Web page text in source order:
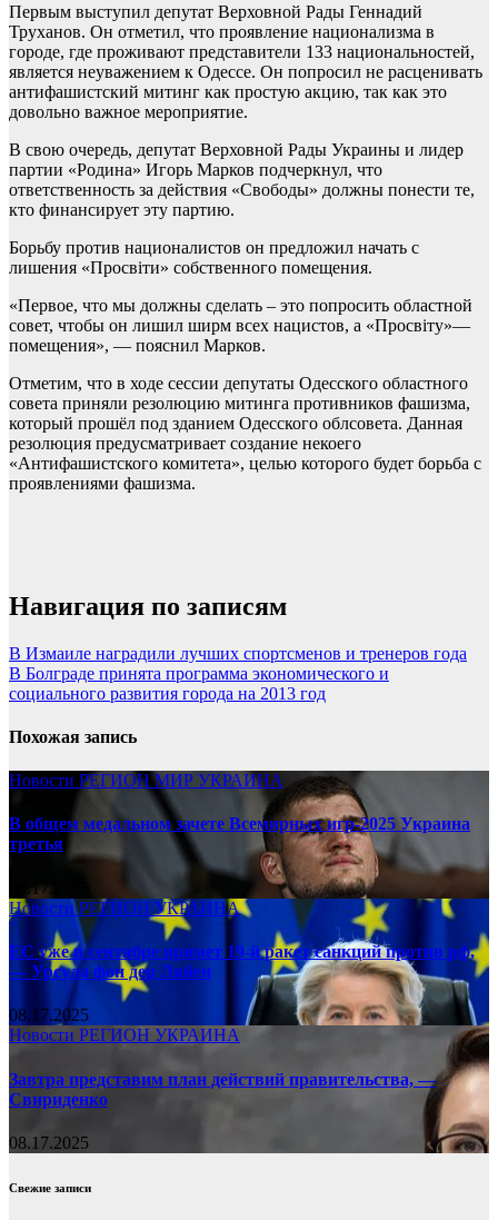
Первым выступил депутат Верховной Рады Геннадий
Труханов. Он отметил, что проявление национализма в
городе, где проживают представители 133 национальностей,
является неуважением к Одессе. Он попросил не расценивать
антифашистский митинг как простую акцию, так как это
довольно важное мероприятие.
В свою очередь, депутат Верховной Рады Украины и лидер
партии «Родина» Игорь Марков подчеркнул, что
ответственность за действия «Свободы» должны понести те,
кто финансирует эту партию.
Борьбу против националистов он предложил начать с
лишения «Просвiти» собственного помещения.
«Первое, что мы должны сделать – это попросить областной
совет, чтобы он лишил ширм всех нацистов, а «Просвiту»—
помещения», — пояснил Марков.
Отметим, что в ходе сессии депутаты Одесского областного
совета приняли резолюцию митинга противников фашизма,
который прошёл под зданием Одесского облсовета. Данная
резолюция предусматривает создание некоего
«Антифашистского комитета», целью которого будет борьба с
проявлениями фашизма.
Навигация по записям
В Измаиле наградили лучших спортсменов и тренеров года
В Болграде принята программа экономического и
социального развития города на 2013 год
Похожая запись
Новости РЕГИОНМИР УКРАИНА
В общем медальном зачете Всемирных игр-2025 Украина
третья
08.17.2025
НовостиРЕГИОНУКРАИНА
ЕС уже в сентябре примет 19-й ракет санкций против рф,
— Урсула фон дер Ляйен
08.17.2025
Новости РЕГИОН УКРАИНА
Завтра представим план действий правительства, —
Свириденко
08.17.2025
Свежие записи